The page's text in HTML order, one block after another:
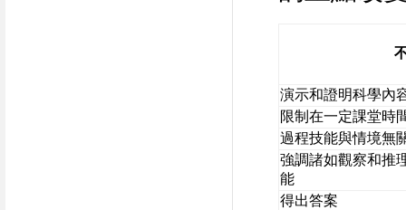
演示和證明科學內
限制在一定課堂時
過程技能與情境無
強調諸如觀察和推
能
得出答案